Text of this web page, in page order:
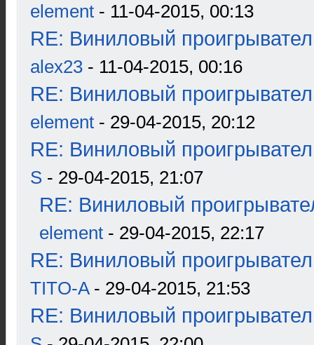
element - 11-04-2015, 00:13
RE: Виниловый
alex23 - 11-04-2015, 00:16
RE: Виниловый
element - 29-04-2015, 20:12
RE: Виниловый
S - 29-04-2015, 21:07
RE: Виниловый
element - 29-04-2015, 22:17
RE: Виниловый
TITO-A- 29-04-2015, 21:53
RE: Виниловый